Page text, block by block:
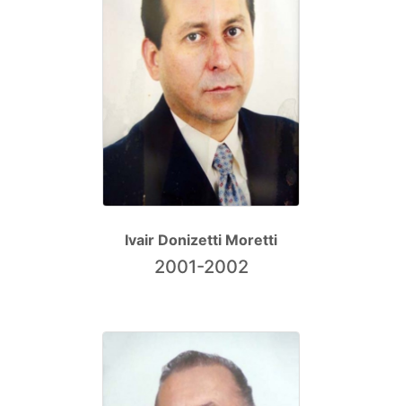
Ivair Donizetti Moretti
2001-2002